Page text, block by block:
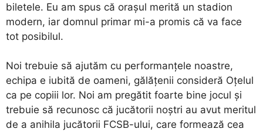
biletele. Eu am spus că oraşul merită un stadion
modern, iar domnul primar mi-a promis că va face
tot posibilul.
Noi trebuie să ajutăm cu performanţele noastre,
echipa e iubită de oameni, gălăţenii consideră Oţelul
ca pe copiii lor. Noi am pregătit foarte bine jocul şi
trebuie să recunosc că jucătorii noştri au avut meritul
de a anihila jucătorii FCSB-ului, care formează cea